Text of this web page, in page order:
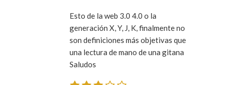
Esto de la web 3.0 4.0 o la
generación X, Y, J, K, finalmente no
son definiciones más objetivas que
una lectura de mano de una gitana
Saludos